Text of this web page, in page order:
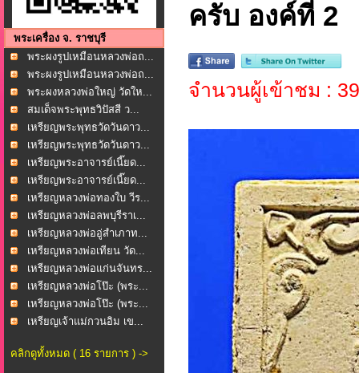
พระเครื่อง จ. ราชบุรี
พระผงรูปเหมือนหลวงพ่อถ...
พระผงรูปเหมือนหลวงพ่อถ...
พระผงหลวงพ่อใหญ่ วัดให...
สมเด็จพระพุทธวิปัสสี ว...
เหรียญพระพุทธวัดวันดาว...
เหรียญพระพุทธวัดวันดาว...
เหรียญพระอาจารย์เนี๊ยด...
เหรียญพระอาจารย์เนี๊ยด...
เหรียญหลวงพ่อทองใบ วีร...
เหรียญหลวงพ่อลพบุรีราเ...
เหรียญหลวงพ่ออู่สำเภาท...
เหรียญหลวงพ่อเทียน วัด...
เหรียญหลวงพ่อแก่นจันทร...
เหรียญหลวงพ่อโป๊ะ (พระ...
เหรียญหลวงพ่อโป๊ะ (พระ...
เหรียญเจ้าแม่กวนอิม เข...
คลิกดูทั้งหมด ( 16 รายการ ) ->
ครับ องค์ที่ 2
จำนวนผู้เข้าชม :